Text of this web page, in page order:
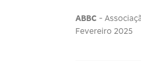
ABBC -
Fevereiro 2025